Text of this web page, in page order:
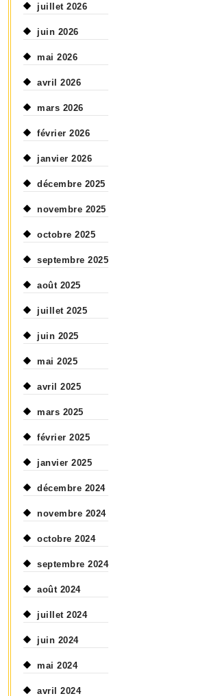
juillet 2026
juin 2026
mai 2026
avril 2026
mars 2026
février 2026
janvier 2026
décembre 2025
novembre 2025
octobre 2025
septembre 2025
août 2025
juillet 2025
juin 2025
mai 2025
avril 2025
mars 2025
février 2025
janvier 2025
décembre 2024
novembre 2024
octobre 2024
septembre 2024
août 2024
juillet 2024
juin 2024
mai 2024
avril 2024